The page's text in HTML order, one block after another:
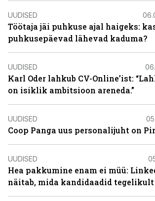
UUDISED
Töötaja jäi puhkuse ajal haigeks:
puhkusepäevad lähevad kaduma?
UUDISED
Karl Oder lahkub CV-Online’ist:
on isiklik ambitsioon areneda.”
UUDISED
Coop Panga uus personalijuht on
UUDISED
Hea pakkumine enam ei müü:
näitab, mida kandidaadid